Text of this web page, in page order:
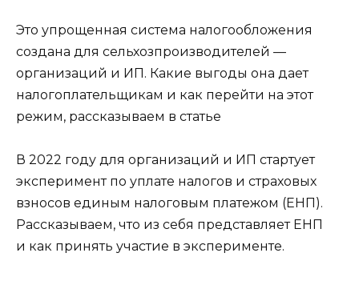
Это упрощенная система налогообложения
создана для сельхозпроизводителей —
организаций и ИП. Какие выгоды она дает
налогоплательщикам и как перейти на этот
режим, рассказываем в статье
В 2022 году для организаций и ИП стартует
эксперимент по уплате налогов и страховых
взносов единым налоговым платежом (ЕНП).
Рассказываем, что из себя представляет ЕНП
и как принять участие в эксперименте.